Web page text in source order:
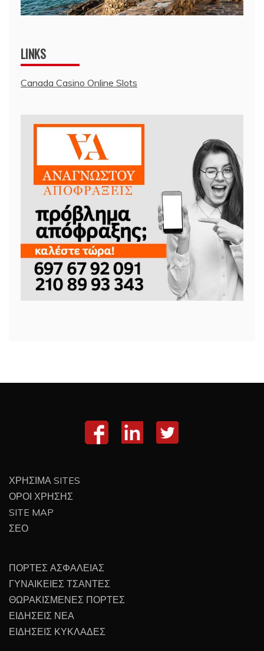
LINKS
Canada Casino Online Slots
ΧΡΗΣΙΜΑ SITES
ΟΡΟΙ ΧΡΗΣΗΣ
SITE MAP
ΣΕΟ
ΠΟΡΤΕΣ ΑΣΦΑΛΕΙΑΣ
ΓΥΝΑΙΚΕΙΕΣ ΤΣΑΝΤΕΣ
ΘΩΡΑΚΙΣΜΕΝΕΣ ΠΟΡΤΕΣ
ΕΙΔΗΣΕΙΣ ΝΕΑ
ΕΙΔΗΣΕΙΣ ΚΥΚΛΑΔΕΣ